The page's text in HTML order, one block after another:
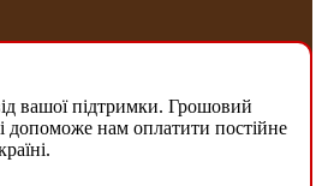
вашої підтримки. Грошовий
допоможе нам оплатити постійне